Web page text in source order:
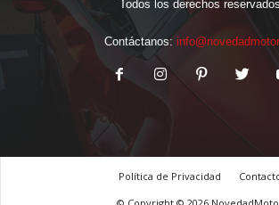
Todos los derechos reservados
Contáctanos:
Política de Privacidad